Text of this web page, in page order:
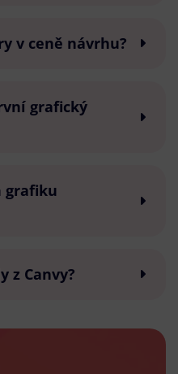
v ceně návrhu?
grafický
grafiku
z Canvy?